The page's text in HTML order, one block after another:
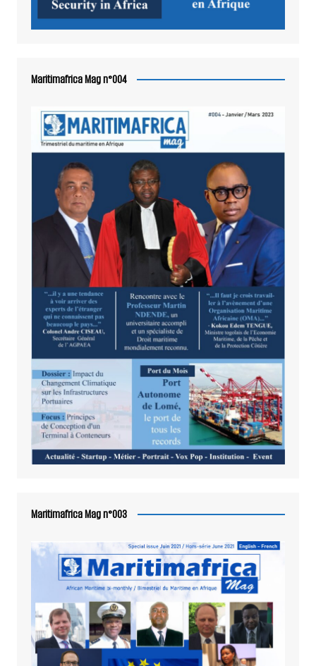
Maritimafrica Mag n°004
Maritimafrica Mag n°003